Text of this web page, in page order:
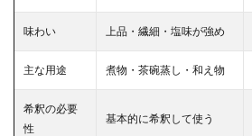
味わい 上品・繊細・塩味が強め
主な用途 煮物・茶碗蒸し・和え物
希釈の必要
性
基本的に希釈して使う